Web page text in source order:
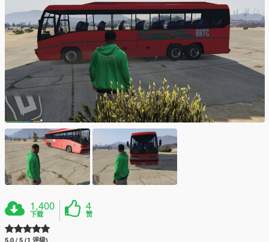
1,400
下载
4
赞
5.0 / 5 (1 评级)